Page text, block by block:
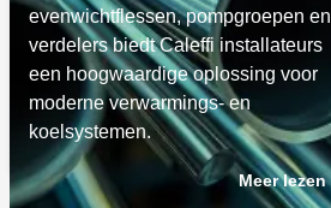
evenwichtflessen, pompgroepen en
verdelers biedt Caleffi installateurs
een hoogwaardige oplossing voor
moderne verwarmings- en
koelsystemen.
Meer lezen